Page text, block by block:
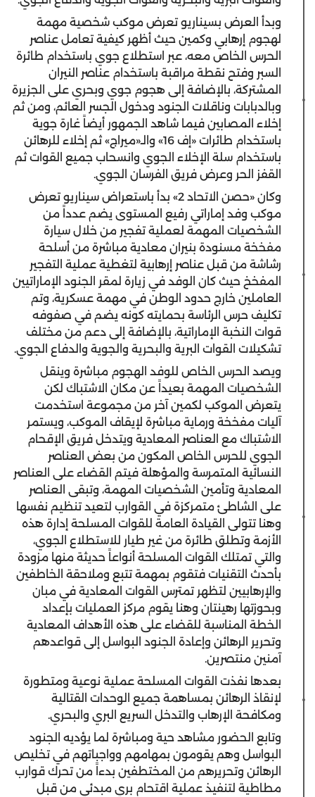
وبدأ العرض بسيناريو تعرض موكب شخصية مهمة
لهجوم إرهابي وكمين حيث أظهر كيفية تعامل عناصر
الحرس الخاص معه، عبر استطلاع جوي باستخدام طائرة
السبر وفتح نقطة مراقبة باستخدام عناصر النيران
المشتركة، بالإضافة إلى هجوم جوي وبحري على الجزيرة
وبالدبابات وناقلات الجنود ودخول الجسر العائم، ومن ثم
إخلاء المصابين فيما شاهد الجمهور أيضاً غارة جوية
باستخدام طائرات «إف 16» والـ«ميراج» ثم إخلاء للرهائن
باستخدام سلة الإخلاء الجوي وانسحاب جميع القوات ثم
القفز الحر وعرض فريق الفرسان الجوي.
وكان «حصن الاتحاد 2» بدأ باستعراض سيناريو تعرض
موكب وفد إماراتي رفيع المستوى يضم عدداً من
الشخصيات المهمة لعملية تفجير من خلال سيارة
مفخخة مسنودة بنيران معادية مباشرة من أسلحة
رشاشة من قبل عناصر إرهابية لتغطية عملية التفجير
المفخخ حيث كان الوفد في زيارة لمقر الجنود الإماراتيين
العاملين خارج حدود الوطن في مهمة عسكرية، وتم
تكليف حرس الرئاسة بحمايته كونه يضم في صفوفه
قوات النخبة الإماراتية، بالإضافة إلى دعم من مختلف
تشكيلات القوات البرية والبحرية والجوية والدفاع الجوي.
ويصد الحرس الخاص للوفد الهجوم مباشرة وينقل
الشخصيات المهمة بعيداً عن مكان الاشتباك لكن
يتعرض الموكب لكمين آخر من مجموعة استخدمت
آليات مفخخة ورماية مباشرة لإيقاف الموكب، ويستمر
الاشتباك مع العناصر المعادية ويتدخل فريق الإقحام
الجوي للحرس الخاص المكون من بعض العناصر
النسائية المتمرسة والمؤهلة فيتم القضاء على العناصر
المعادية وتأمين الشخصيات المهمة، وتبقى العناصر
على الشاطئ متمركزة في القوارب لتعيد تنظيم نفسها
وهنا تتولى القيادة العامة للقوات المسلحة إدارة هذه
الأزمة وتطلق طائرة من غير طيار للاستطلاع الجوي،
والتي تمتلك القوات المسلحة أنواعاً حديثة منها مزودة
بأحدث التقنيات فتقوم بمهمة تتبع وملاحقة الخاطفين
والإرهابيين لتظهر تمترس القوات المعادية في مبان
وبحوزتها رهينتان وهنا يقوم مركز العمليات بإعداد
الخطة المناسبة للقضاء على هذه الأهداف المعادية
وتحرير الرهائن وإعادة الجنود البواسل إلى قواعدهم
آمنين منتصرين.
بعدها نفذت القوات المسلحة عملية نوعية ومتطورة
لإنقاذ الرهائن بمساهمة جميع الوحدات القتالية
ومكافحة الإرهاب والتدخل السريع البري والبحري.
وتابع الحضور مشاهد حية ومباشرة لما يؤديه الجنود
البواسل وهم يقومون بمهامهم وواجباتهم في تخليص
الرهائن وتحريرهم من المختطفين بدءاً من تحرك قوارب
مطاطية لتنفيذ عملية اقتحام بري مبدئي من قبل